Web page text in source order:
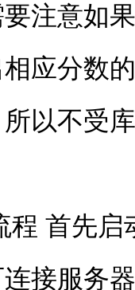
注意如
应分数
以不受
程 首先
接服务